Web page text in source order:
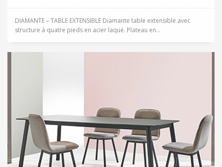
DIAMANTE – TABLE EXTENSIBLE Diamante table extensible avec
structure à quatre pieds en acier laqué. Plateau en...